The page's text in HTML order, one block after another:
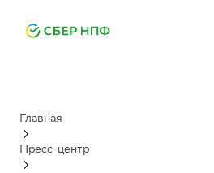
Главная
Пресс-центр